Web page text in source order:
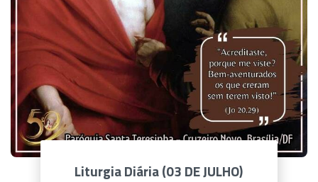
Liturgia Diária (03 DE JULHO)